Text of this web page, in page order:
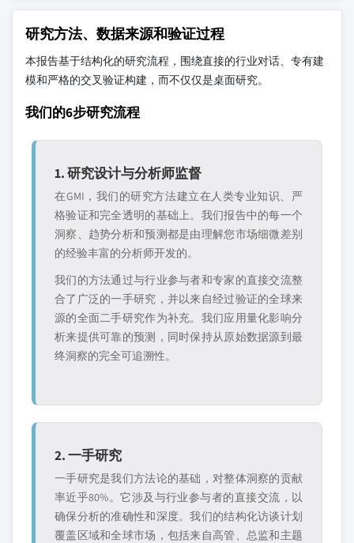
研究方法、数据来源和验证过程
本报告基于结构化的研究流程，围绕直接的行业对话、专有建
模和严格的交叉验证构建，而不仅仅是桌面研究。
我们的6步研究流程
1. 研究设计与分析师监督
在GMI，我们的研究方法建立在人类专业知识、严
格验证和完全透明的基础上。我们报告中的每一个
洞察、趋势分析和预测都是由理解您市场细微差别
的经验丰富的分析师开发的。
我们的方法通过与行业参与者和专家的直接交流整
合了广泛的一手研究，并以来自经过验证的全球来
源的全面二手研究作为补充。我们应用量化影响分
析来提供可靠的预测，同时保持从原始数据源到最
终洞察的完全可追溯性。
2. 一手研究
一手研究是我们方法论的基础，对整体洞察的贡献
率近乎80%。它涉及与行业参与者的直接交流，以
确保分析的准确性和深度。我们的结构化访谈计划
覆盖区域和全球市场，包括来自高管、总监和主题